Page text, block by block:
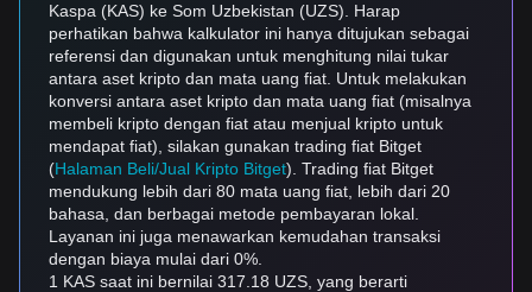
Kaspa (KAS) ke Som Uzbekistan (UZS). Harap
perhatikan bahwa kalkulator ini hanya ditujukan sebagai
referensi dan digunakan untuk menghitung nilai tukar
antara aset kripto dan mata uang fiat. Untuk melakukan
konversi antara aset kripto dan mata uang fiat (misalnya
membeli kripto dengan fiat atau menjual kripto untuk
mendapat fiat), silakan gunakan trading fiat Bitget
(Halaman Beli/Jual Kripto Bitget). Trading fiat Bitget
mendukung lebih dari 80 mata uang fiat, lebih dari 20
bahasa, dan berbagai metode pembayaran lokal.
Layanan ini juga menawarkan kemudahan transaksi
dengan biaya mulai dari 0%.
1 KAS saat ini bernilai 317.18 UZS, yang berarti